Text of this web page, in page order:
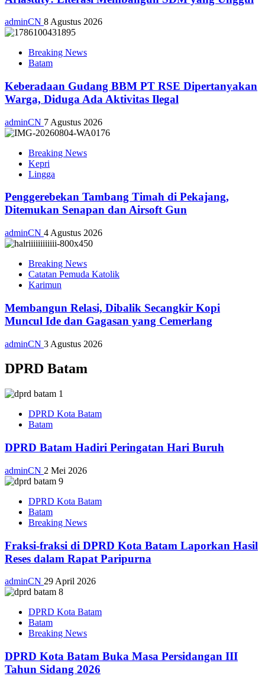
adminCN 8 Agustus 2026
Breaking News
Batam
Keberadaan Gudang BBM PT RSE Dipertanyakan
Warga, Diduga Ada Aktivitas Ilegal
adminCN 7 Agustus 2026
Breaking News
Kepri
Lingga
Penggerebekan Tambang Timah di Pekajang,
Ditemukan Senapan dan Airsoft Gun
adminCN 4 Agustus 2026
Breaking News
Catatan Pemuda Katolik
Karimun
Membangun Relasi, Dibalik Secangkir Kopi
Muncul Ide dan Gagasan yang Cemerlang
adminCN 3 Agustus 2026
DPRD Batam
DPRD Kota Batam
Batam
DPRD Batam Hadiri Peringatan Hari Buruh
adminCN 2 Mei 2026
DPRD Kota Batam
Batam
Breaking News
Fraksi-fraksi di DPRD Kota Batam Laporkan Hasil
Reses dalam Rapat Paripurna
adminCN 29 April 2026
DPRD Kota Batam
Batam
Breaking News
DPRD Kota Batam Buka Masa Persidangan III
Tahun Sidang 2026